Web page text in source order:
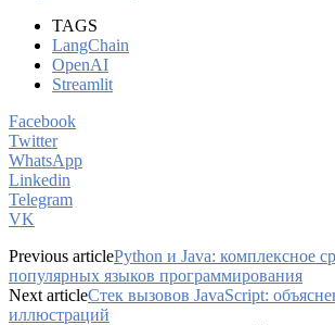
TAGS
LangChain
OpenAI
Streamlit
Facebook
Twitter
WhatsApp
Linkedin
Telegram
VK
Previous articlePython и Java: комплексное
популярных языков программирования
Next articleСтек вызовов JavaScript:
иллюстраций